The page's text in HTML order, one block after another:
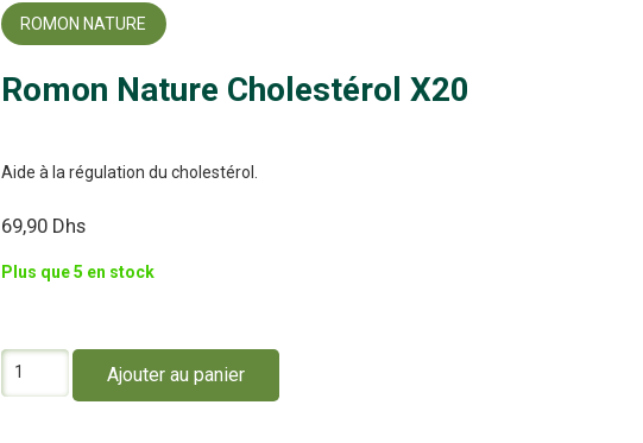
ROMON NATURE
Romon Nature Cholestérol X20
Aide à la régulation du cholestérol.
69,90 Dhs
Plus que 5 en stock
quantité
de
Ajouter au panier